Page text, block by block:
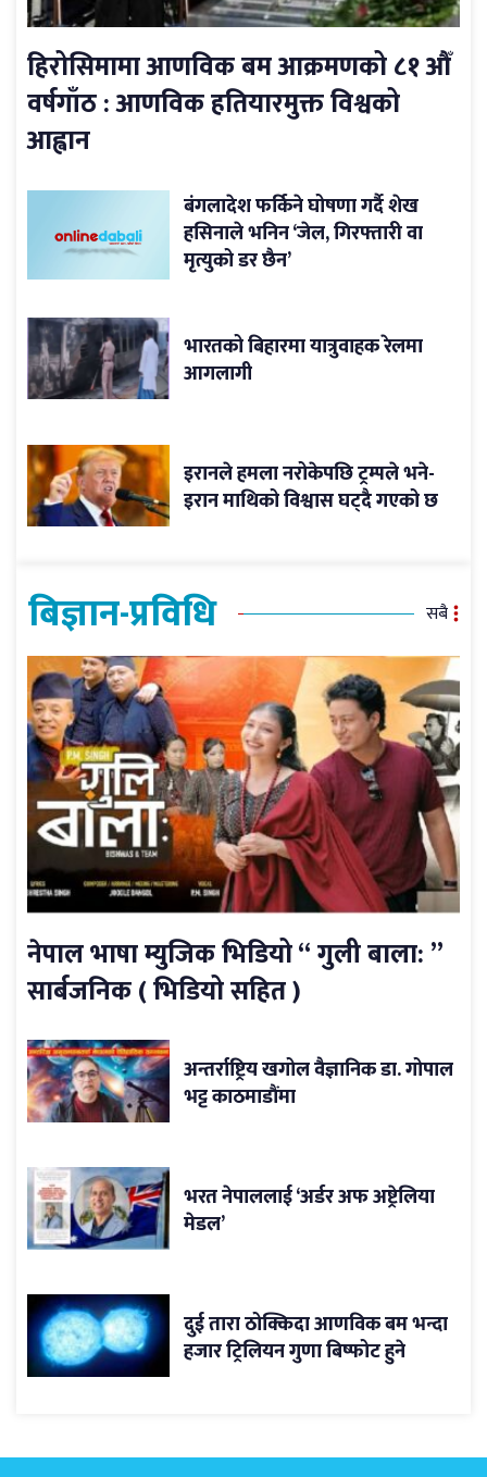
हिरोसिमामा आणविक बम आक्रमणको ८१ औँ
वर्षगाँठ : आणविक हतियारमुक्त विश्वको
आह्वान
बंगलादेश फर्किने घोषणा गर्दै शेख
हसिनाले भनिन ‘जेल, गिरफ्तारी वा
मृत्युको डर छैन’
भारतको बिहारमा यात्रुवाहक रेलमा
आगलागी
इरानले हमला नरोकेपछि ट्रम्पले भने-
इरान माथिको विश्वास घट्दै गएको छ
बिज्ञान-प्रविधि सबै
नेपाल भाषा म्युजिक भिडियो “ गुली बाला: ”
सार्बजनिक ( भिडियो सहित )
अन्तर्राष्ट्रिय खगोल वैज्ञानिक डा. गोपाल
भट्ट काठमाडौंमा
भरत नेपाललाई ‘अर्डर अफ अष्ट्रेलिया
मेडल’
दुई तारा ठोक्किदा आणविक बम भन्दा
हजार ट्रिलियन गुणा बिष्फोट हुने